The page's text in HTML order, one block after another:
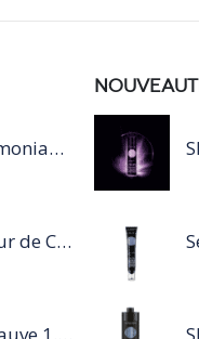
Coloration sans ammoniaque Inoa / 60ML
Shampooing Raviveur de Couleur 300 ml Rose de Schwarzkopf Professional
Crayon khôl yeux mauve 1.14g